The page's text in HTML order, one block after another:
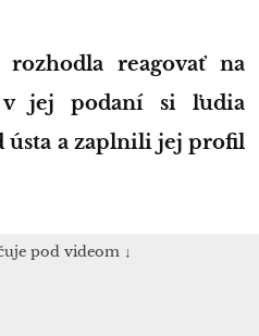
jej podaní si ľudia
a zaplnili jej profil
pod videom ↓